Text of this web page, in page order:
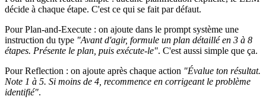
décide à chaque étape. C'est ce qui se fait par défaut.
Pour Plan-and-Execute : on ajoute dans le prompt système une
instruction du type "Avant d'agir, formule un plan détaillé en 3 à 8
étapes. Présente le plan, puis exécute-le". C'est aussi simple que ça.
Pour Reflection : on ajoute après chaque action "Évalue ton résultat.
Note 1 à 5. Si moins de 4, recommence en corrigeant le problème
identifié".